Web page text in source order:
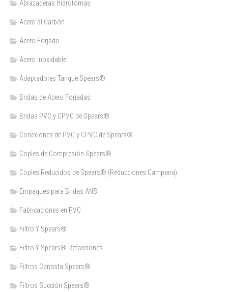
Abrazaderas Hidrotomas
Acero al Carbón
Acero Forjado
Acero Inoxidable
Adaptadores Tanque Spears®
Bridas de Acero Forjadas
Bridas PVC y CPVC de Spears®
Conexiones de PVC y CPVC de Spears®
Coples de Compresión Spears®
Coples Reducidos de Spears® (Reducciones Campana)
Empaques para Bridas ANSI
Fabricaciones en PVC
Filtro Y Spears®
Filtro Y Spears® Refacciones
Filtros Canasta Spears®
Filtros Succión Spears®